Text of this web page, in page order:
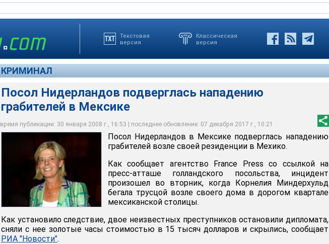
Текстовая
версия
Классическая
версия
КРИМИНАЛ
Посол Нидерландов подверглась нападению
грабителей в Мексике
время публикации: 30 января 2008 г., 16:53 | последнее обновление: 07 декабря 2017 г., 10:21
Мексике
Designws.com
Посол Нидерландов в Мексике подверглась нападению
грабителей возле своей резиденции в Мехико.
Как сообщает агентство France Press со ссылкой на
пресс-атташе голландского посольства, инцидент
произошел во вторник, когда Корнелия Миндерхульд
бегала трусцой возле своего дома в дорогом квартале
мексиканской столицы.
Как установило следствие, двое неизвестных преступников остановили дипломата,
сняли с нее золотые часы стоимостью в 15 тысяч долларов и скрылись, сообщает
РИА "Новости".